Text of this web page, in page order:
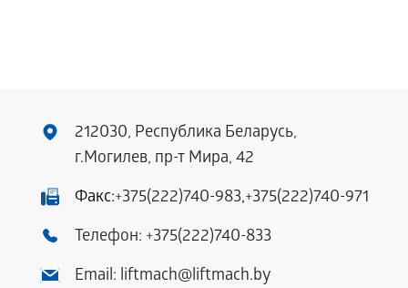
212030, Республика Беларусь,
г.Могилев, пр-т Мира, 42
Факс:+375(222)740-983,+375(222)740-971
Телефон: +375(222)740-833
Email: liftmach@liftmach.by